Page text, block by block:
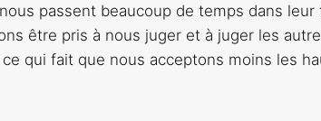
passent beaucoup de temps dans
être pris à nous juger et à juger les
qui fait que nous acceptons moins les